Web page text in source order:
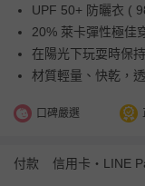
UPF 50+ 防曬衣 (
20% 萊卡彈性極佳
在陽光下玩耍時保
材質輕量、快乾，
口碑嚴選
付款